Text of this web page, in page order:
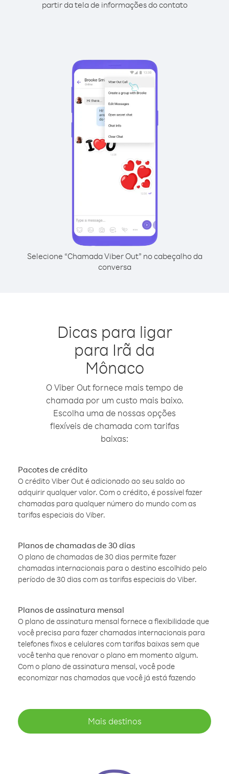
partir da tela de informações do contato
Selecione “Chamada Viber Out” no cabeçalho da
conversa
Dicas para ligar
para Irã da
Mônaco
O Viber Out fornece mais tempo de
chamada por um custo mais baixo.
Escolha uma de nossas opções
flexíveis de chamada com tarifas
baixas:
Pacotes de crédito
O crédito Viber Out é adicionado ao seu saldo ao
adquirir qualquer valor. Com o crédito, é possível fazer
chamadas para qualquer número do mundo com as
tarifas especiais do Viber.
Planos de chamadas de 30 dias
O plano de chamadas de 30 dias permite fazer
chamadas internacionais para o destino escolhido pelo
período de 30 dias com as tarifas especiais do Viber.
Planos de assinatura mensal
O plano de assinatura mensal fornece a flexibilidade que
você precisa para fazer chamadas internacionais para
telefones fixos e celulares com tarifas baixas sem que
você tenha que renovar o plano em momento algum.
Com o plano de assinatura mensal, você pode
economizar nas chamadas que você já está fazendo
Mais destinos